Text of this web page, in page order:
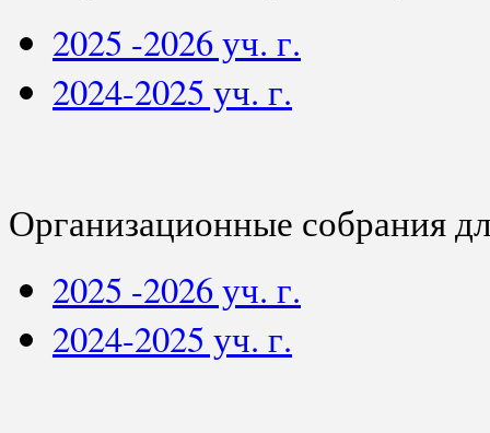
2025 -2026 уч. г.
2024-2025 уч. г.
Организационные собрания
2025 -2026 уч. г.
2024-2025 уч. г.